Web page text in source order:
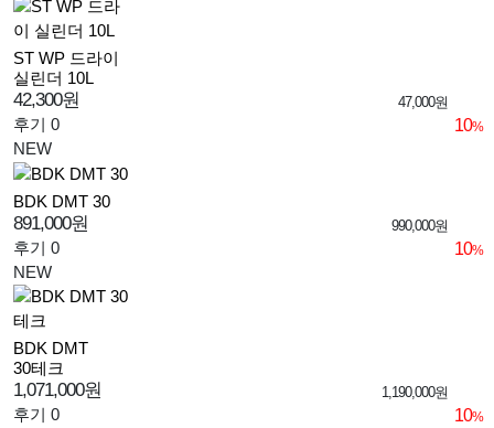
ST WP 드라이
실린더 10L
42,300원 47,000원
10%
후기 0
NEW
BDK DMT 30
891,000원 990,000원
10%
후기 0
NEW
BDK DMT
30테크
1,071,000원 1,190,000원
10%
후기 0